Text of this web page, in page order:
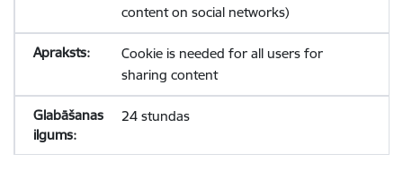
content on social networks)
Cookie is needed for all users for
sharing content
24 stundas